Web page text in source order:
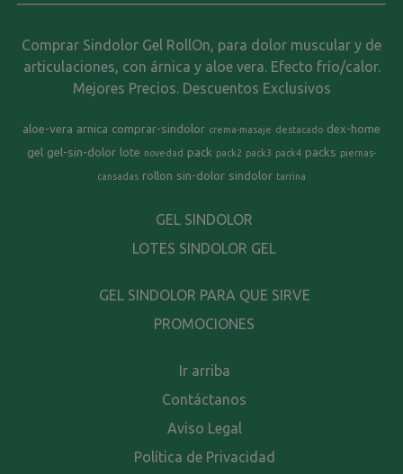
Comprar Sindolor Gel RollOn, para dolor muscular y de
articulaciones, con árnica y aloe vera. Efecto frío/calor.
Mejores Precios. Descuentos Exclusivos
aloe-vera arnica comprar-sindolor crema-masaje destacado dex-home
gel gel-sin-dolor lote novedad pack pack2 pack3 pack4 packs piernas-
cansadas rollon sin-dolor sindolor tarrina
GEL SINDOLOR
LOTES SINDOLOR GEL
GEL SINDOLOR PARA QUE SIRVE
PROMOCIONES
Ir arriba
Contáctanos
Aviso Legal
Política de Privacidad